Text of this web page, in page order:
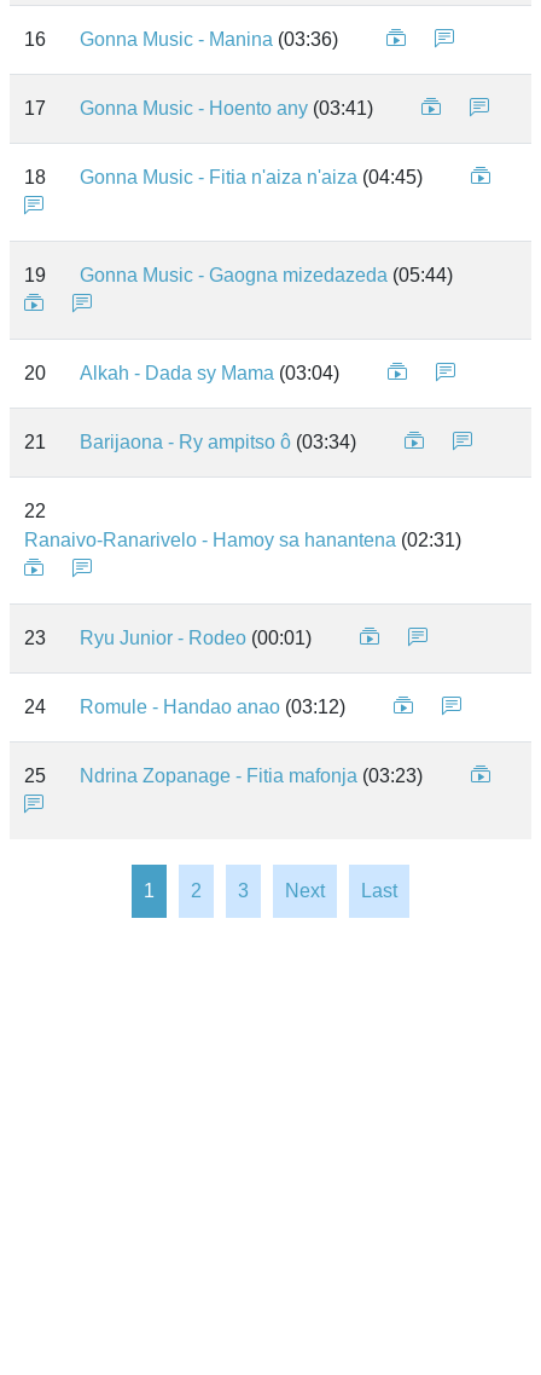
16 Gonna Music - Manina (03:36)
17 Gonna Music - Hoento any (03:41)
18 Gonna Music - Fitia n'aiza n'aiza (04:45)
19 Gonna Music - Gaogna mizedazeda (05:44)
20 Alkah - Dada sy Mama (03:04)
21 Barijaona - Ry ampitso ô (03:34)
22
Ranaivo-Ranarivelo - Hamoy sa hanantena (02:31)
23 Ryu Junior - Rodeo (00:01)
24 Romule - Handao anao (03:12)
25 Ndrina Zopanage - Fitia mafonja (03:23)
1 2 3 Next Last